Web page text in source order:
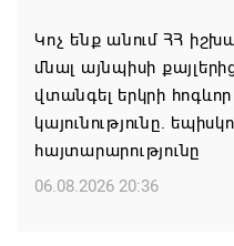
Կոչ ենք անում ՀՀ
մնալ այնպիսի
վտանգել երկրի
կայունությունը.
հայտարարությունը
06.08.2026 20:36